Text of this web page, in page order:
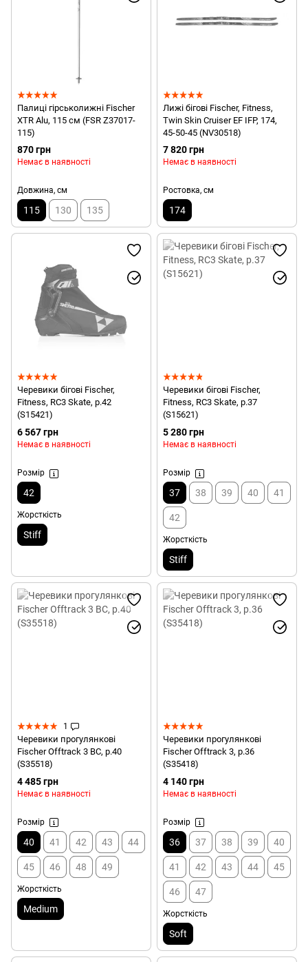
Палиці гірськолижні Fischer
XTR Alu, 115 см (FSR Z37017-
115)
870 грн
Немає в наявності
Довжина, см
115 130 135
Лижі бігові Fischer, Fitness,
Twin Skin Cruiser EF IFP, 174,
45-50-45 (NV30518)
7 820 грн
Немає в наявності
Ростовка, см
174
Черевики бігові Fischer,
Fitness, RC3 Skate, р.42
(S15421)
6 567 грн
Немає в наявності
Розмір
42
Жорсткість
Stiff
Черевики бігові Fischer,
Fitness, RC3 Skate, р.37
(S15621)
5 280 грн
Немає в наявності
Розмір
37 38 39 40 41
42
Жорсткість
Stiff
1
Черевики прогулянкові
Fischer Offtrack 3 BC, р.40
(S35518)
4 485 грн
Немає в наявності
Розмір
40 41 42 43 44
45 46 48 49
Жорсткість
Medium
Черевики прогулянкові
Fischer Offtrack 3, р.36
(S35418)
4 140 грн
Немає в наявності
Розмір
36 37 38 39 40
41 42 43 44 45
46 47
Жорсткість
Soft